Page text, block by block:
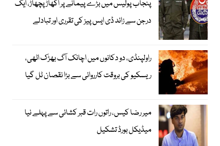
پنجاب پولیس میں بڑے پیمانے پر اکھاڑ پچھاڑ، ایک
درجن سے زائد ڈی ایس پیز کی تقرری اور تبادلے
راولپنڈی، دو دکانوں میں اچانک آگ بھڑک اٹھی،
ریسکیو کی بروقت کارروائی سے بڑا نقصان ٹل گیا
میر رضا کیس، راتوں رات قبر کشائی سے پہلے نیا
میڈیکل بورڈ تشکیل